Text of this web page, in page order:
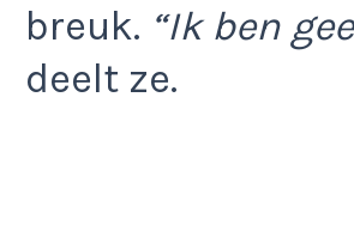
breuk. “Ik ben
deelt ze.